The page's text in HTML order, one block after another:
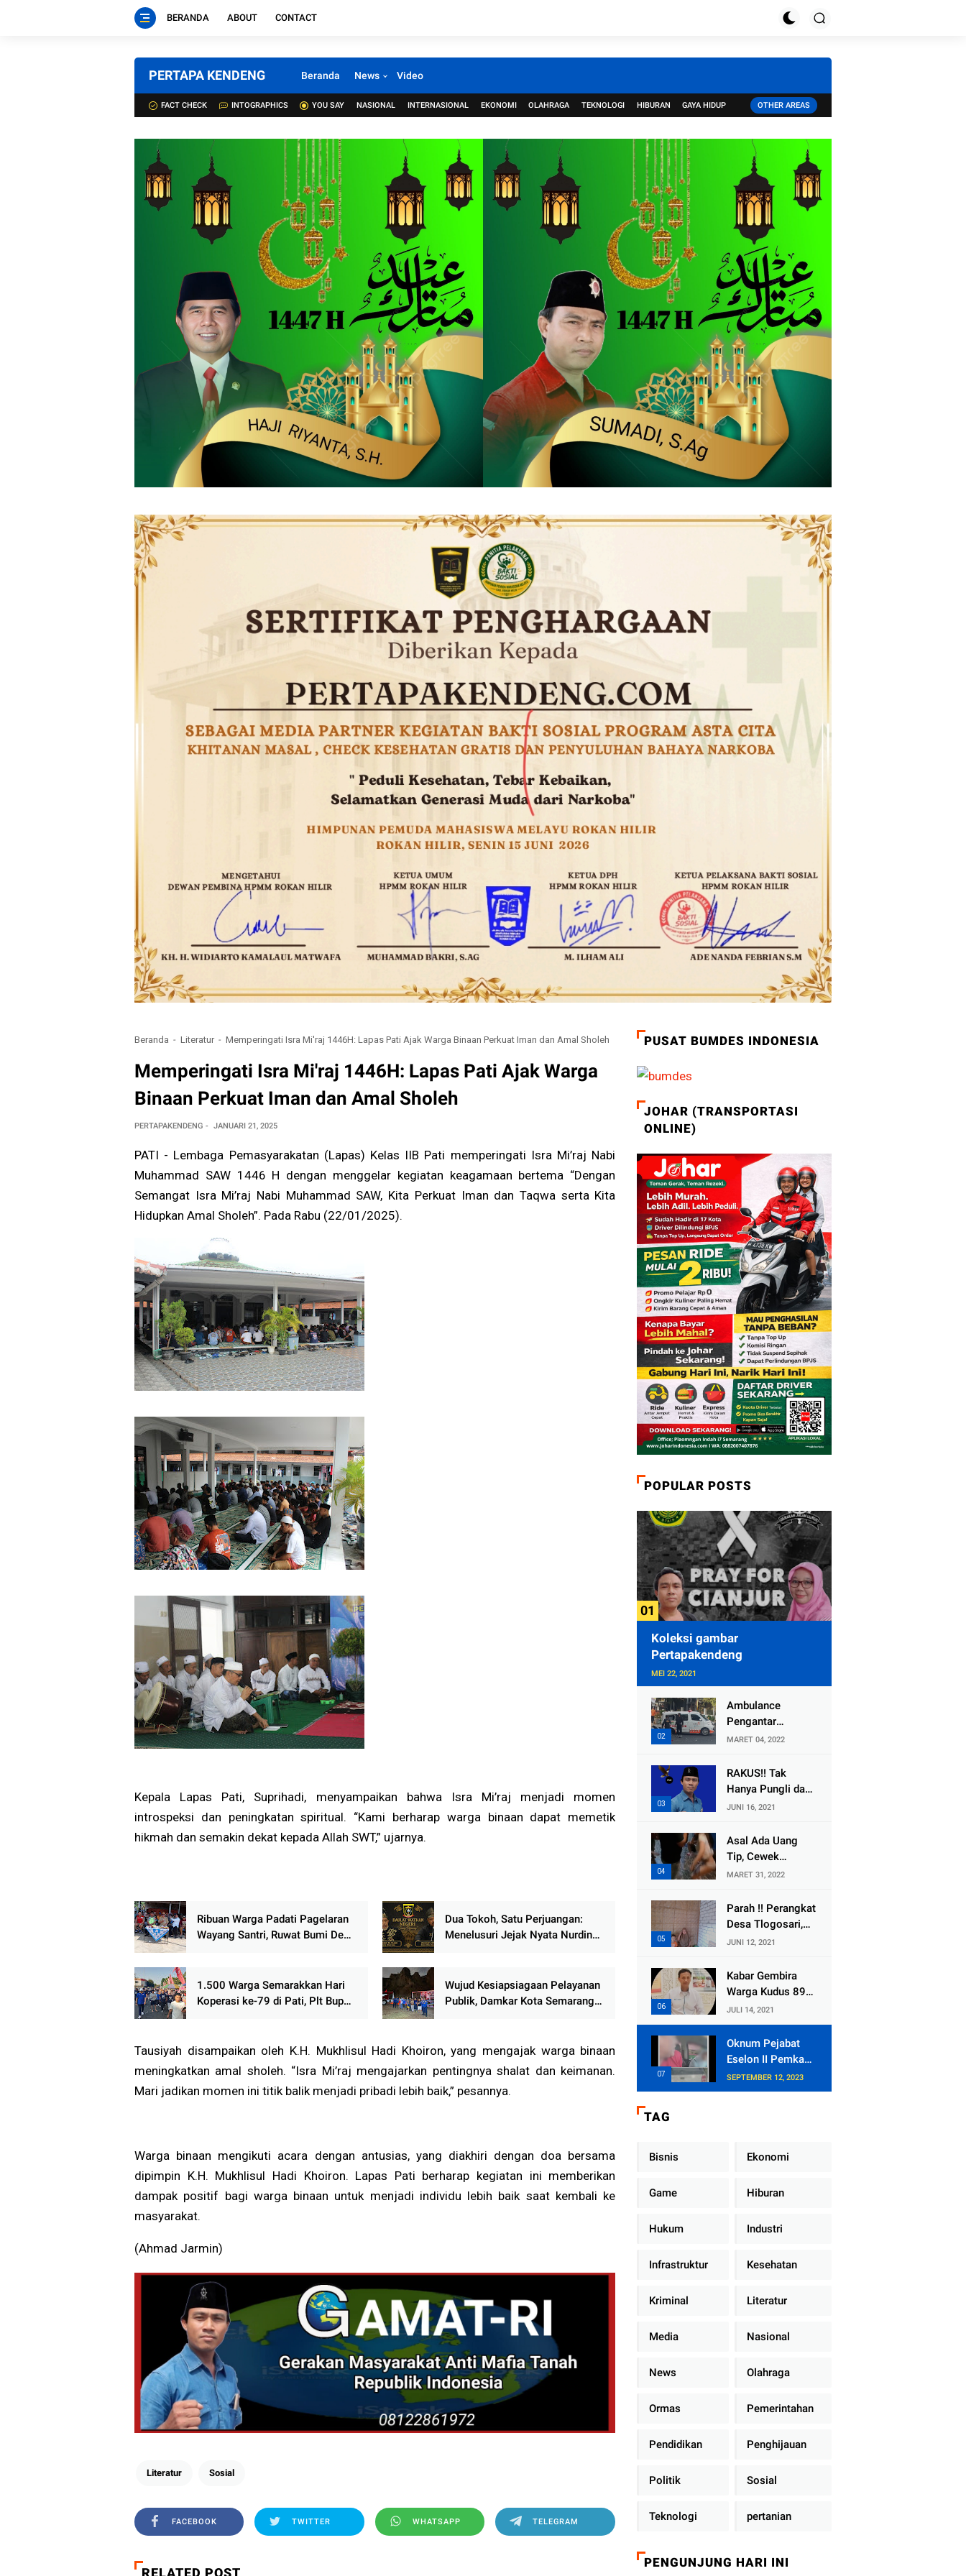
BERANDA ABOUT CONTACT
PERTAPA KENDENG Beranda News Video
FACT CHECK INTOGRAPHICS YOU SAY NASIONAL INTERNASIONAL EKONOMI OLAHRAGA TEKNOLOGI HIBURAN GAYA HIDUP OTHER AREAS
Beranda Literatur Memperingati Isra Mi'raj 1446H: Lapas Pati Ajak Warga Binaan Perkuat Iman dan Amal Sholeh
Memperingati Isra Mi'raj 1446H: Lapas Pati Ajak Warga
Binaan Perkuat Iman dan Amal Sholeh
PERTAPAKENDENG JANUARI 21, 2025
PATI - Lembaga Pemasyarakatan (Lapas) Kelas IIB Pati memperingati Isra Mi’raj Nabi
Muhammad SAW 1446 H dengan menggelar kegiatan keagamaan bertema “Dengan
Semangat Isra Mi’raj Nabi Muhammad SAW, Kita Perkuat Iman dan Taqwa serta Kita
Hidupkan Amal Sholeh”. Pada Rabu (22/01/2025).
Kepala Lapas Pati, Suprihadi, menyampaikan bahwa Isra Mi’raj menjadi momen
introspeksi dan peningkatan spiritual. “Kami berharap warga binaan dapat memetik
hikmah dan semakin dekat kepada Allah SWT,” ujarnya.
Ribuan Warga Padati Pagelaran
Wayang Santri, Ruwat Bumi Desa
Dua Tokoh, Satu Perjuangan:
Menelusuri Jejak Nyata Nurdin
Ulayat Kenegerian Kubu
1.500 Warga Semarakkan Hari
Koperasi ke-79 di Pati, Plt Bupati
Wujud Kesiapsiagaan Pelayanan
Publik, Damkar Kota Semarang
2026
Tausiyah disampaikan oleh K.H. Mukhlisul Hadi Khoiron, yang mengajak warga binaan
meningkatkan amal sholeh. “Isra Mi’raj mengajarkan pentingnya shalat dan keimanan.
Mari jadikan momen ini titik balik menjadi pribadi lebih baik,” pesannya.
Warga binaan mengikuti acara dengan antusias, yang diakhiri dengan doa bersama
dipimpin K.H. Mukhlisul Hadi Khoiron. Lapas Pati berharap kegiatan ini memberikan
dampak positif bagi warga binaan untuk menjadi individu lebih baik saat kembali ke
masyarakat.
(Ahmad Jarmin)
Literatur Sosial
FACEBOOK TWITTER WHATSAPP TELEGRAM
PUSAT BUMDES INDONESIA
JOHAR (TRANSPORTASI
ONLINE)
POPULAR POSTS
Koleksi gambar
Pertapakendeng
MEI 22, 2021
Ambulance
Pengantar
Jenazah Kepala
Mengalami
Kecelakaan
MARET 04, 2022
RAKUS!! Tak
Hanya Pungli dan
Dana Bedah
Diembat, ,
Perangkat Desa
Selewengkan
Bantuan Mushola
JUNI 16, 2021
Asal Ada Uang
Tip, Cewek
Pemandu Karaoke
Bersedia Bugil
MARET 31, 2022
Parah !! Perangkat
Desa Tlogosari,
Kecamatan
Embat Dana Bedah
Rumah dari
JUNI 12, 2021
Kabar Gembira
Warga Kudus 89
Persen RT di
Kudus Zona Hijau
JULI 14, 2021
Oknum Pejabat
Eselon II Pemkab
Lampung Utara
Asik Ngobrol
Dinas
SEPTEMBER 12, 2023
TAG
Bisnis Ekonomi
Game Hiburan
Hukum Industri
Infrastruktur Kesehatan
Kriminal Literatur
Media Nasional
News Olahraga
Ormas Pemerintahan
Pendidikan Penghijauan
Politik Sosial
Teknologi pertanian
PENGUNJUNG HARI INI